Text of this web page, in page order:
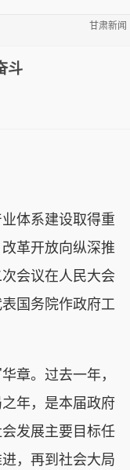
甘肃新闻
斗
体系建设取得重
革开放向纵深推
会议在人民大会
国务院作政府工
。过去一年，
年，是本届政府
发展主要目标任
，再到社会大局